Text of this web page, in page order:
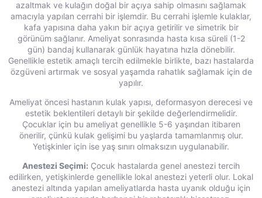
azaltmak ve kulağın doğal bir açıya sahip olmasını sağlamak
amacıyla yapılan cerrahi bir işlemdir. Bu cerrahi işlemle kulaklar,
kafa yapısına daha yakın bir açıya getirilir ve simetrik bir
görünüm sağlanır. Ameliyat sonrasında hasta kısa süreli (1-2
gün) bandaj kullanarak günlük hayatına hızla dönebilir.
Genellikle estetik amaçlı tercih edilmekle birlikte, bazı hastalarda
özgüveni artırmak ve sosyal yaşamda rahatlık sağlamak için de
yapılır.
Ameliyat öncesi hastanın kulak yapısı, deformasyon derecesi ve
estetik beklentileri detaylı bir şekilde değerlendirmelidir.
Çocuklar için bu ameliyat genellikle 5-6 yaşından itibaren
önerilir, çünkü kulak gelişimi bu yaşlarda tamamlanmış olur.
Yetişkinler için ise yaş sınırı olmaksızın uygulanabilir.
Anestezi Seçimi: Çocuk hastalarda genel anestezi tercih
edilirken, yetişkinlerde genellikle lokal anestezi yeterli olur. Lokal
anestezi altında yapılan ameliyatlarda hasta uyanık olduğu için